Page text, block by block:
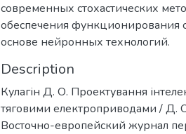
современных стохастических
обеспечения функционирования
основе нейронных технологий.
Description
Кулагін Д. О. Проектування
тяговими електроприводами / Д.
Восточно-европейский журнал